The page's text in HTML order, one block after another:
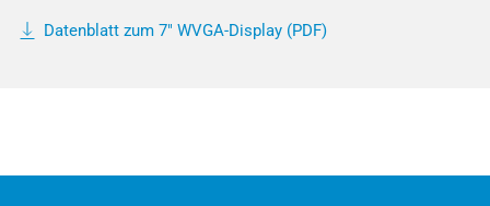
Datenblatt zum 7" WVGA-Display (PDF)